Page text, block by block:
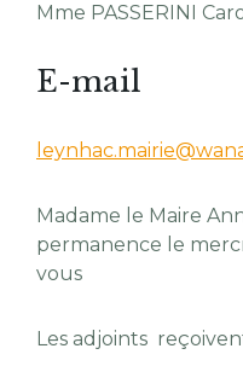
Mme PASSERINI
E-mail
Madame le Maire
permanence le
vous
Les adjoints